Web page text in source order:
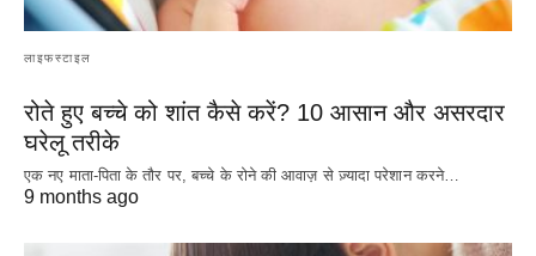
लाइफस्टाइल
रोते हुए बच्चे को शांत कैसे करें? 10 आसान और असरदार
घरेलू तरीके
एक नए माता-पिता के तौर पर, बच्चे के रोने की आवाज़ से ज़्यादा परेशान करने…
9 months ago